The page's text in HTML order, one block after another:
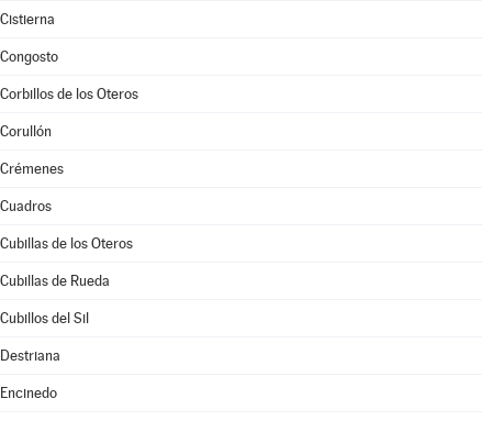
Cistierna
Congosto
Corbillos de los Oteros
Corullón
Crémenes
Cuadros
Cubillas de los Oteros
Cubillas de Rueda
Cubillos del Sil
Destriana
Encinedo